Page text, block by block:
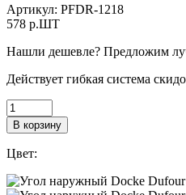
Артикул: PFDR-1218
578 p.ШТ
Нашли дешевле? Предложим
Действует гибкая система
В корзину
Цвет: